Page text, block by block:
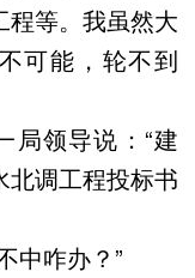
程等。我虽然大
可能，轮不到
领导说：“建
北调工程投标书
中咋办？”